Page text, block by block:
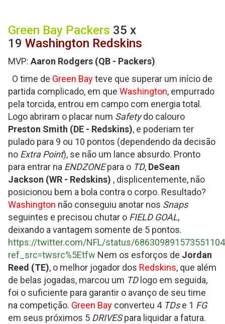
Green Bay Packers 35 x
19 Washington Redskins
MVP: Aaron Rodgers (QB - Packers)
O time de Green Bayteve que superar um início de
partida complicado, em que Washington, empurrado
pela torcida, entrou em campo com energia total.
Logo abriram o placar num Safetydo calouro
Preston Smith (DE - Redskins), e poderiam ter
pulado para 9 ou 10 pontos (dependendo da decisão
no Extra Point), se não um lance absurdo. Pronto
para entrar na ENDZONEpara o TD, DeSean
Jackson (WR - Redskins) , displicentemente, não
posicionou bem a bola contra o corpo. Resultado?
Washington não conseguiu anotar nos Snaps
seguintes e precisou chutar o FIELD GOAL,
deixando a vantagem somente de 5 pontos.
https://twitter.com/NFL/status/
ref_src=twsrc%5Etfw Nem os esforços de Jordan
Reed (TE), o melhor jogador dos Redskins, que além
de belas jogadas, marcou um TDlogo em seguida,
foi o suficiente para garantir o avanço de seu time
na competição. Green Bay converteu 4 TDse 1 FG
em seus próximos 5 DRIVESpara liquidar a fatura.